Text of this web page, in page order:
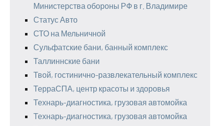
Министерства обороны РФ в г. Владимире
Статус Авто
СТО на Мельничной
Сульфатские бани, банный комплекс
Таллиннские бани
Твой, гостинично-развлекательный комплекс
ТерраСПА, центр красоты и здоровья
Технарь-диагностика, грузовая автомойка
Технарь-диагностика, грузовая автомойка